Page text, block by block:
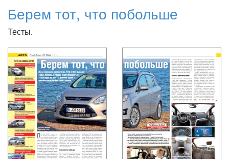
Берем тот, что побольше
Тесты.